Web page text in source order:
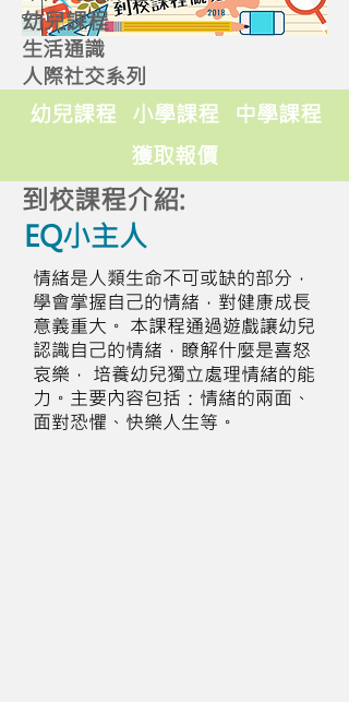
幼兒課程
生活通識
人際社交系列
幼兒課程 小學課程
中學課程
獲取報價
到校課程介紹:
EQ小主人
情緒是人類生命不可或缺的部分，
學會掌握自己的情緒，對健康成長
意義重大。 本課程通過遊戲讓幼兒
認識自己的情緒，瞭解什麼是喜怒
哀樂， 培養幼兒獨立處理情緒的能
力。主要內容包括：情緒的兩面、
面對恐懼、快樂人生等。